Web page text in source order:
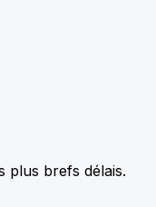
plus brefs délais.